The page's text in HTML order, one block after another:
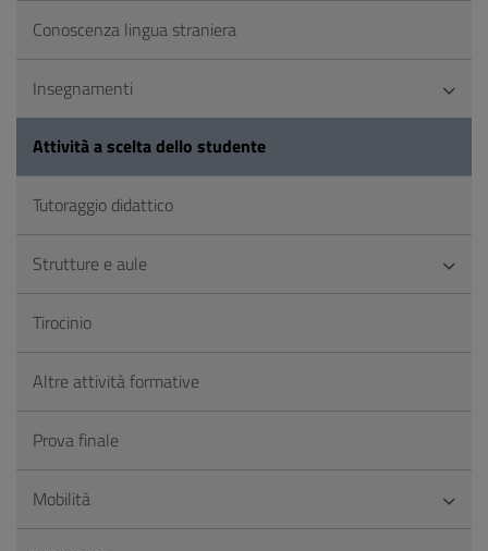
Conoscenza lingua straniera
Insegnamenti
Attività a scelta dello studente
Tutoraggio didattico
Strutture e aule
Tirocinio
Altre attività formative
Prova finale
Mobilità